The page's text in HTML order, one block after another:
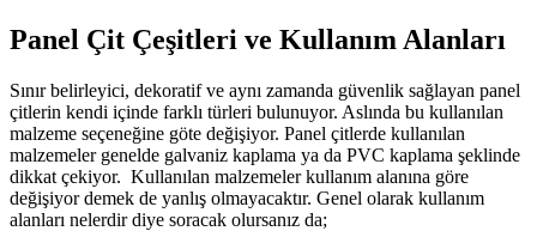
Panel Çit Çeşitleri ve Kullanım Alanları
Sınır belirleyici, dekoratif ve aynı zamanda güvenlik sağlayan panel
çitlerin kendi içinde farklı türleri bulunuyor. Aslında bu kullanılan
malzeme seçeneğine göte değişiyor. Panel çitlerde kullanılan
malzemeler genelde galvaniz kaplama ya da PVC kaplama şeklinde
dikkat çekiyor. Kullanılan malzemeler kullanım alanına göre
değişiyor demek de yanlış olmayacaktır. Genel olarak kullanım
alanları nelerdir diye soracak olursanız da;